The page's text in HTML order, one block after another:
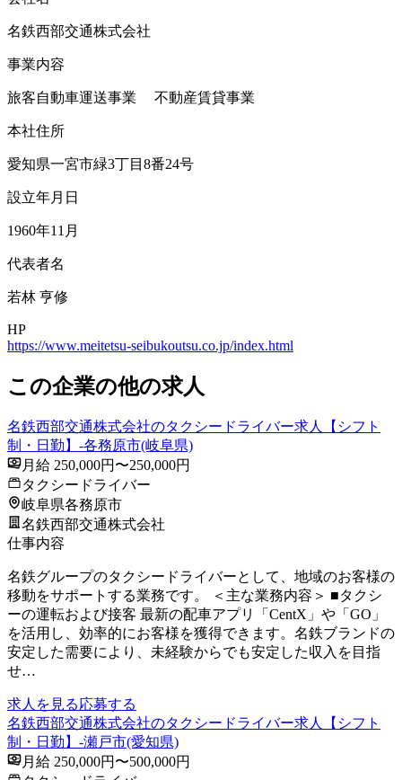
名鉄西部交通株式会社
事業内容
旅客自動車運送事業 不動産賃貸事業
本社住所
愛知県一宮市緑3丁目8番24号
設立年月日
1960年11月
代表者名
若林 亨修
HP
https://www.meitetsu-seibukoutsu.co.jp/index.html
この企業の他の求人
名鉄西部交通株式会社のタクシードライバー求人【シフト
制・日勤】-各務原市(岐阜県)
月給 250,000円〜250,000円
タクシードライバー
岐阜県各務原市
名鉄西部交通株式会社
仕事内容
名鉄グループのタクシードライバーとして、地域のお客様の
移動をサポートする業務です。 ＜主な業務内容＞ ■タクシ
ーの運転および接客 最新の配車アプリ「CentX」や「GO」
を活用し、効率的にお客様を獲得できます。名鉄ブランドの
安定した需要により、未経験からでも安定した収入を目指
せ…
求人を見る応募する
名鉄西部交通株式会社のタクシードライバー求人【シフト
制・日勤】-瀬戸市(愛知県)
月給 250,000円〜500,000円